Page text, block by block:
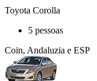
Toyota Corolla
5 pessoas
Coin, Andaluzia e ESP